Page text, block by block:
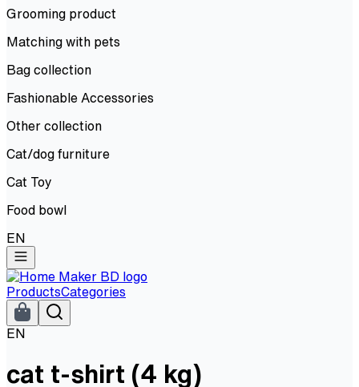
Grooming product
Matching with pets
Bag collection
Fashionable Accessories
Other collection
Cat/dog furniture
Cat Toy
Food bowl
EN
ProductsCategories
EN
cat t-shirt (4 kg)